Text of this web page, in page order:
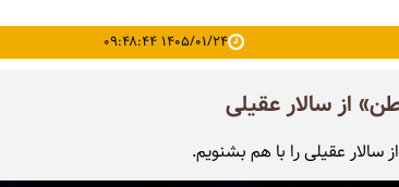
۱۴۰۵/۰۱/۲۴ ۰۹:۴۸:۴۴
از سالار عقیلی
عقیلی را با هم بشنویم.